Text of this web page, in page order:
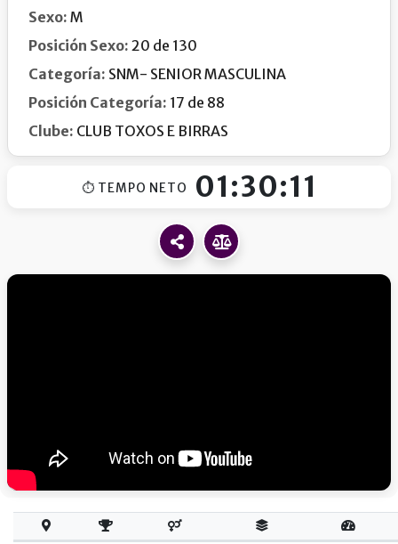
Sexo: M
Posición Sexo: 20 de 130
Categoría: SNM- SENIOR MASCULINA
Posición Categoría: 17 de 88
Clube: CLUB TOXOS E BIRRAS
⏱ TEMPO NETO 01:30:11